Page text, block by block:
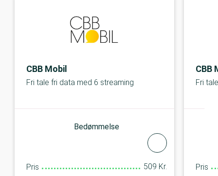
CBB Mobil
Fri tale fri data med 6 streaming
Bedømmelse
Pris 509 Kr.
CBB
Fri
Pris